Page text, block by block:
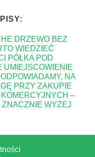
DRZEWO BEZ
WIEDZIEĆ
PÓŁKA POD
UMIEJSCOWIENIE
NA
PRZY ZAKUPIE
–
WYŻEJ